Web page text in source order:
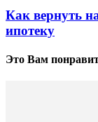
Как вернуть
ипотеку
Это Вам